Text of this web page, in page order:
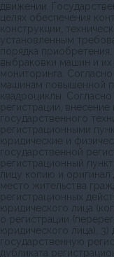
движении.
целях обеспечения
конструкции,
установленным
порядка приобретения,
выбраковки машин и их
мониторинга.
машинам повышенной
квадроциклы.
регистрации,
государственного
регистрационными
юридические и
государственной
регистрационный
лицу копию и
место жительства
регистрационных
юридического лица
о регистрации
юридического лица);
государственную
дубликата